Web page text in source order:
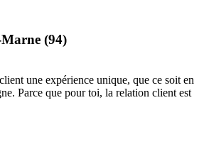
(94)
une expérience unique, que ce soit en
Parce que pour toi, la relation client est